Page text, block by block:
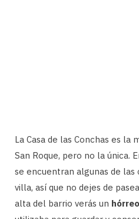
La Casa de las Conchas es la
San Roque, pero no la única.
se encuentran algunas de
villa, así que no dejes de
alta del barrio verás un hórreo